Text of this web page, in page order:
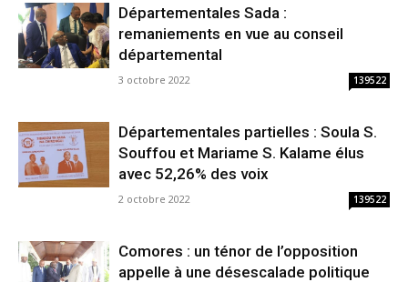
Départementales Sada :
remaniements en vue au conseil
départemental
3 octobre 2022 139522
Départementales partielles : Soula S.
Souffou et Mariame S. Kalame élus
avec 52,26% des voix
2 octobre 2022 139522
Comores : un ténor de l’opposition
appelle à une désescalade politique